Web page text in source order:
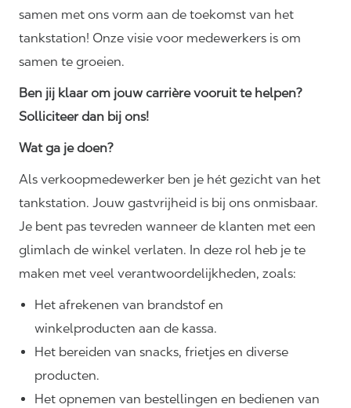
samen met ons vorm aan de toekomst van het
tankstation! Onze visie voor medewerkers is om
samen te groeien.
Ben jij klaar om jouw carrière vooruit te helpen?
Solliciteer dan bij ons!
Wat ga je doen?
Als verkoopmedewerker ben je hét gezicht van het
tankstation. Jouw gastvrijheid is bij ons onmisbaar.
Je bent pas tevreden wanneer de klanten met een
glimlach de winkel verlaten. In deze rol heb je te
maken met veel verantwoordelijkheden, zoals:
Het afrekenen van brandstof en
winkelproducten aan de kassa.
Het bereiden van snacks, frietjes en diverse
producten.
Het opnemen van bestellingen en bedienen van